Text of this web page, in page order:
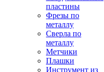
пластины
Фрезы по
металлу
Сверла по
металлу
Метчики
Плашки
Инструмент из